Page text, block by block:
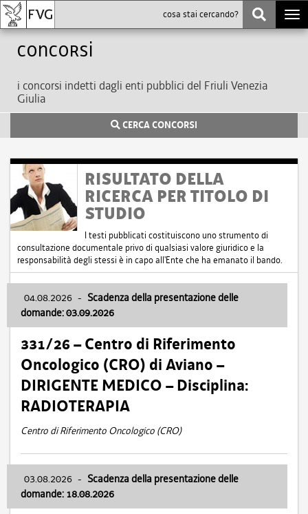
Concorsi
i concorsi indetti dagli enti pubblici del Friuli Venezia
Giulia
CERCA CONCORSI
RISULTATO DELLA
RICERCA PER TITOLO DI
STUDIO
I testi pubblicati costituiscono uno strumento di
consultazione documentale privo di qualsiasi valore giuridico e la
responsabilità degli stessi è in capo all'Ente che ha emanato il bando.
04.08.2026 - Scadenza della presentazione delle
domande: 03.09.2026
331/26 – Centro di Riferimento
Oncologico (CRO) di Aviano –
DIRIGENTE MEDICO – Disciplina:
RADIOTERAPIA
Centro di Riferimento Oncologico (CRO)
03.08.2026 - Scadenza della presentazione delle
domande: 18.08.2026